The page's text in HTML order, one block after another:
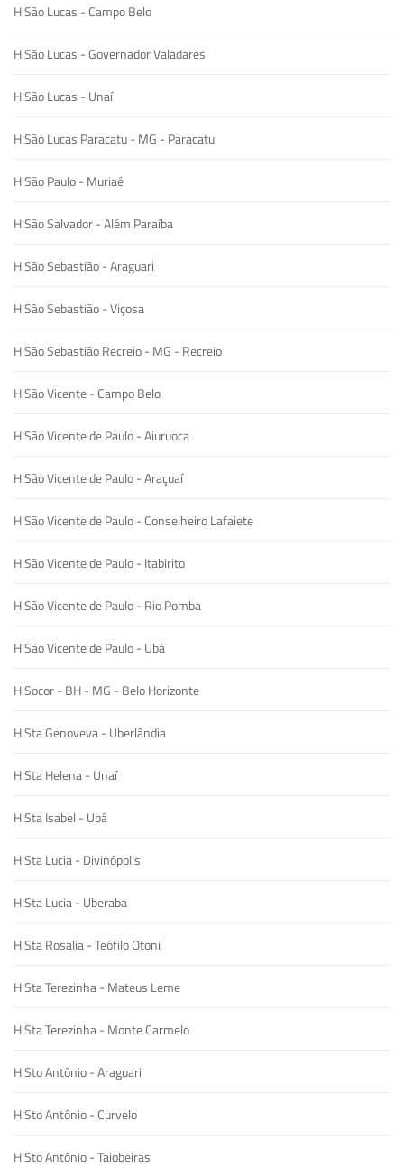
H São Lucas - Campo Belo
H São Lucas - Governador Valadares
H São Lucas - Unaí
H São Lucas Paracatu - MG - Paracatu
H São Paulo - Muriaé
H São Salvador - Além Paraíba
H São Sebastião - Araguari
H São Sebastião - Viçosa
H São Sebastião Recreio - MG - Recreio
H São Vicente - Campo Belo
H São Vicente de Paulo - Aiuruoca
H São Vicente de Paulo - Araçuaí
H São Vicente de Paulo - Conselheiro Lafaiete
H São Vicente de Paulo - Itabirito
H São Vicente de Paulo - Rio Pomba
H São Vicente de Paulo - Ubá
H Socor - BH - MG - Belo Horizonte
H Sta Genoveva - Uberlândia
H Sta Helena - Unaí
H Sta Isabel - Ubá
H Sta Lucia - Divinópolis
H Sta Lucia - Uberaba
H Sta Rosalia - Teófilo Otoni
H Sta Terezinha - Mateus Leme
H Sta Terezinha - Monte Carmelo
H Sto Antônio - Araguari
H Sto Antônio - Curvelo
H Sto Antônio - Taiobeiras